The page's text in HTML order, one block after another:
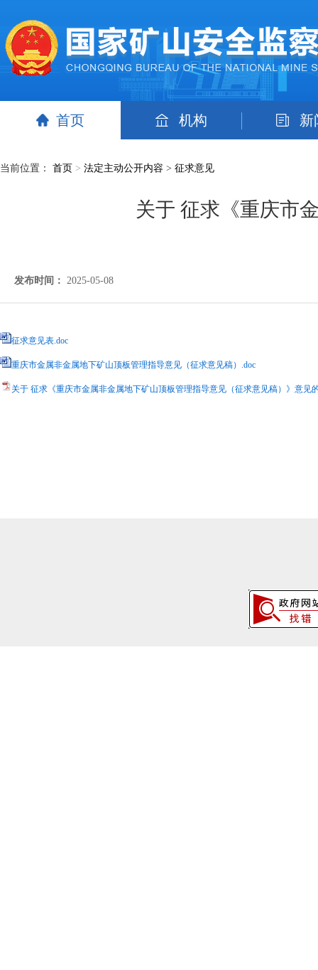
首页 机构 新
当前位置： 首页 > 法定主动公开内容 > 征求意见
关于 征求《重庆市
发布时间： 2025-05-08
征求意见表.doc
重庆市金属非金属地下矿山顶板管理指导意见（征求意见稿）.doc
关于 征求《重庆市金属非金属地下矿山顶板管理指导意见（征求意见稿）》意见